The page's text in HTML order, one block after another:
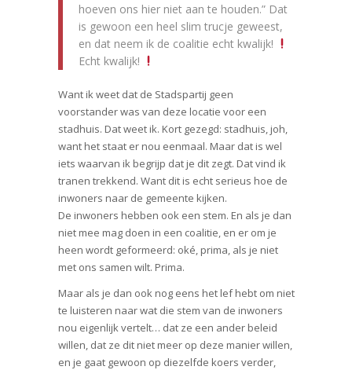
hoeven ons hier niet aan te houden.” Dat
is gewoon een heel slim trucje geweest,
en dat neem ik de coalitie echt kwalijk!
Echt kwalijk!
Want ik weet dat de Stadspartij geen
voorstander was van deze locatie voor een
stadhuis. Dat weet ik. Kort gezegd: stadhuis, joh,
want het staat er nou eenmaal. Maar dat is wel
iets waarvan ik begrijp dat je dit zegt. Dat vind ik
tranen trekkend. Want dit is echt serieus hoe de
inwoners naar de gemeente kijken.
De inwoners hebben ook een stem. En als je dan
niet mee mag doen in een coalitie, en er om je
heen wordt geformeerd: oké, prima, als je niet
met ons samen wilt. Prima.
Maar als je dan ook nog eens het lef hebt om niet
te luisteren naar wat die stem van de inwoners
nou eigenlijk vertelt… dat ze een ander beleid
willen, dat ze dit niet meer op deze manier willen,
en je gaat gewoon op diezelfde koers verder,